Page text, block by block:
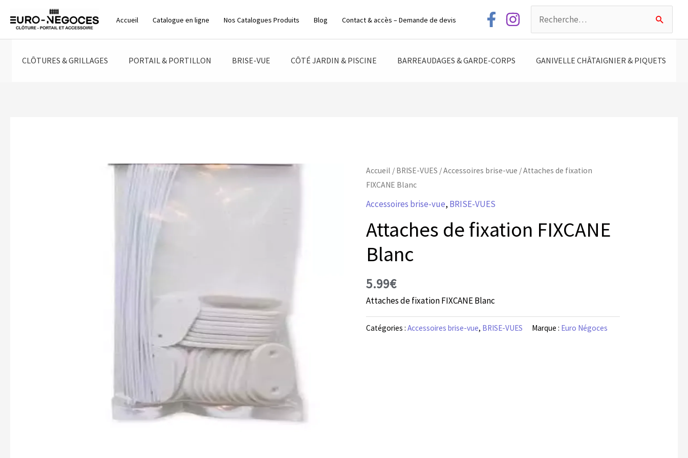
Accueil Catalogue en ligne Nos Catalogues Produits Blog Contact & accès – Demande de devis Rechercher :
CLÔTURES & GRILLAGES PORTAIL & PORTILLON BRISE-VUE CÔTÉ JARDIN & PISCINE BARREAUDAGES & GARDE-CORPS GANIVELLE CHÂTAIGNIER & PIQUETS
Accueil / BRISE-VUES /Accessoires brise-vue / Attaches de fixation
FIXCANE Blanc
Accessoires brise-vue, BRISE-VUES
Attaches de fixation FIXCANE
Blanc
5.99€
Attaches de fixation FIXCANE Blanc
Catégories :Accessoires brise-vue, BRISE-VUES Marque : Euro Négoces